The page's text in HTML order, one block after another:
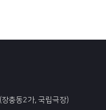
충동2가, 국립극장)